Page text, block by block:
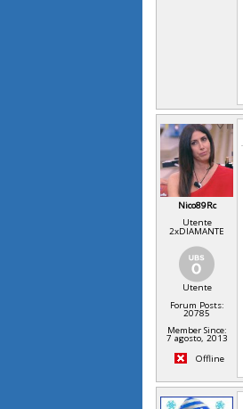
Nico89Rc
Utente
2xDIAMANTE
Utente
Forum Posts:
20785
Member Since:
7 agosto, 2013
Offline